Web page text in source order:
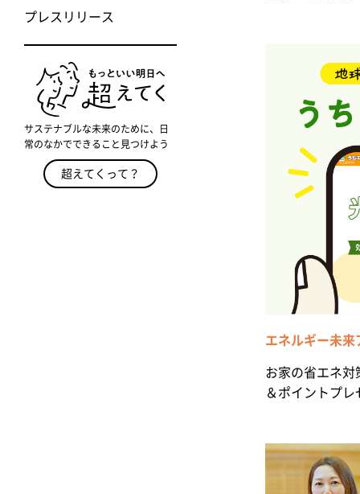
プレスリリース
サステナブルな未来のために、日
常のなかでできること見つけよう
超えてくって？
エネルギー未来
お家の省エネ対
＆ポイントプレ